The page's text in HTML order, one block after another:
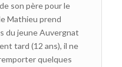
son père pour le
Mathieu prend
du jeune Auvergnat
tard (12 ans), il ne
quelques